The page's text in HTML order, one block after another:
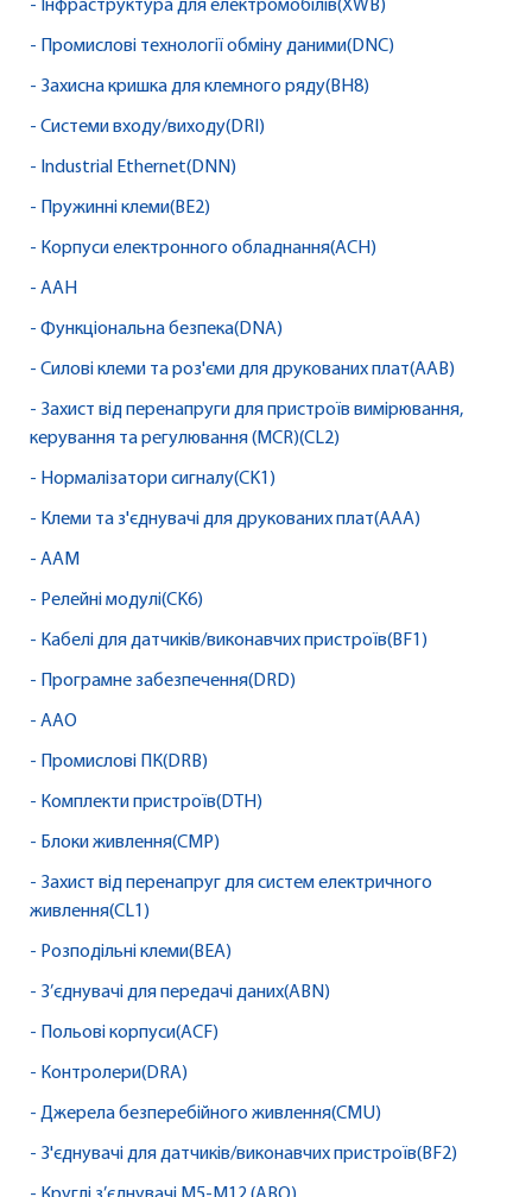
- Інфраструктура для електромобілів(XWB)
- Промислові технології обміну даними(DNC)
- Захисна кришка для клемного ряду(BH8)
- Системи входу/виходу(DRI)
- Industrial Ethernet(DNN)
- Пружинні клеми(BE2)
- Корпуси електронного обладнання(ACH)
- AAH
- Функціональна безпека(DNA)
- Силові клеми та роз'єми для друкованих плат(AAB)
- Захист від перенапруги для пристроїв вимірювання,
керування та регулювання (MCR)(CL2)
- Нормалізатори сигналу(CK1)
- Клеми та з'єднувачі для друкованих плат(AAA)
- AAM
- Релейні модулі(CK6)
- Кабелі для датчиків/виконавчих пристроїв(BF1)
- Програмне забезпечення(DRD)
- AAO
- Промислові ПК(DRB)
- Комплекти пристроїв(DTH)
- Блоки живлення(CMP)
- Захист від перенапруг для систем електричного
живлення(CL1)
- Розподільні клеми(BEA)
- З’єднувачі для передачі даних(ABN)
- Польові корпуси(ACF)
- Контролери(DRA)
- Джерела безперебійного живлення(CMU)
- З'єднувачі для датчиків/виконавчих пристроїв(BF2)